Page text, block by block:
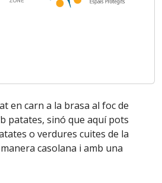
en carn a la brasa al foc de
patates, sinó que aquí pots
o verdures cuites de la
casolana i amb una